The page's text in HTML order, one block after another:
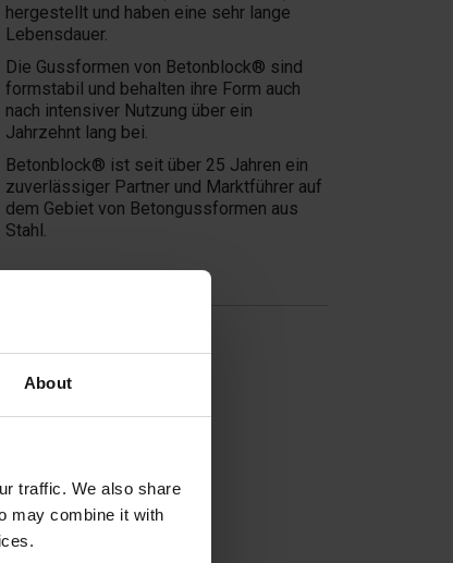
About
traffic. We also share
may combine it with
hergestellt und haben eine sehr lange
Lebensdauer.
Die Gussformen von Betonblock® sind
formstabil und behalten ihre Form auch
nach intensiver Nutzung über ein
Jahrzehnt lang bei.
Betonblock® ist seit über 25 Jahren ein
zuverlässiger Partner und Marktführer auf
dem Gebiet von Betongussformen aus
Stahl.